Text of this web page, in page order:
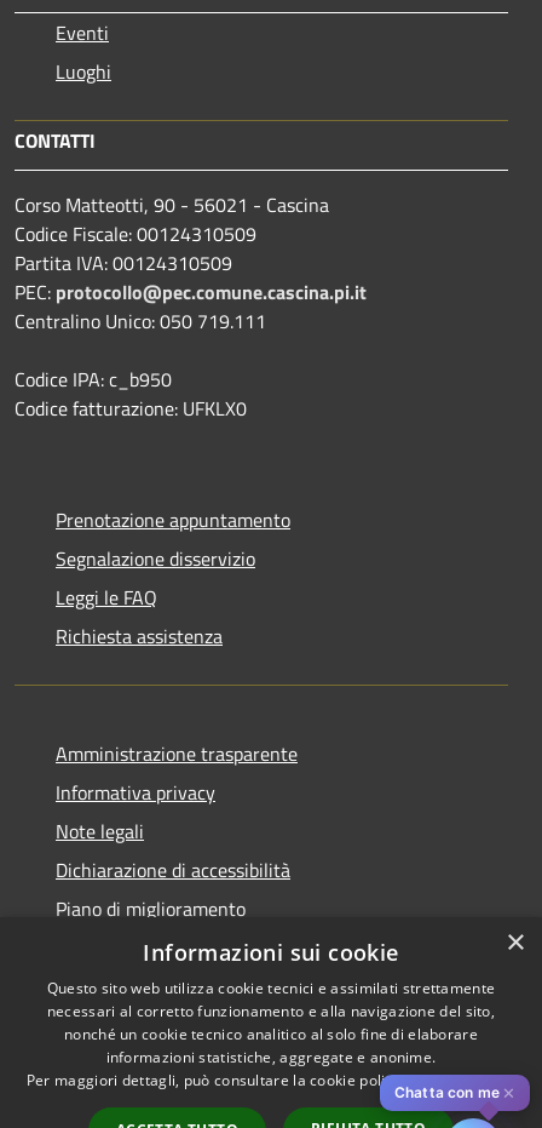
Eventi
Luoghi
CONTATTI
Corso Matteotti, 90 - 56021 - Cascina
Codice Fiscale: 00124310509
Partita IVA: 00124310509
PEC: protocollo@pec.comune.cascina.pi.it
Centralino Unico: 050 719.111
Codice IPA: c_b950
Codice fatturazione: UFKLX0
Prenotazione appuntamento
Segnalazione disservizio
Leggi le FAQ
Richiesta assistenza
Amministrazione trasparente
Informativa privacy
Note legali
Dichiarazione di accessibilità
Piano di miglioramento
Accessibilità
Privacy
Copyright © 2026 • Comune di
Cascina • Powered by
Municipium•Accesso
redazione
Chatta con me ✕
×
Informazioni sui cookie
Questo sito web utilizza cookie tecnici e assimilati strettamente
necessari al corretto funzionamento e alla navigazione del sito,
nonché un cookie tecnico analitico al solo fine di elaborare
informazioni statistiche, aggregate e anonime.
Per maggiori dettagli, può consultare la cookie policy al seguentelink